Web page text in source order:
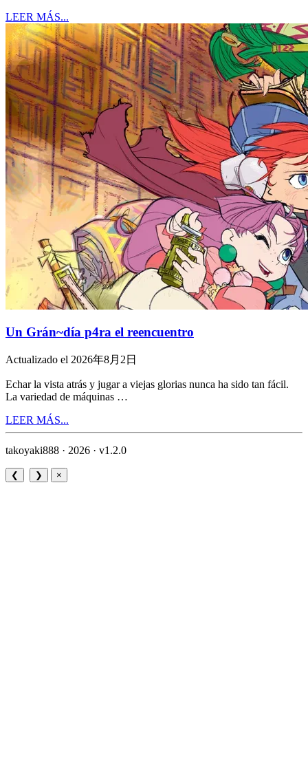
LEER MÁS...
Un Grán~día p4ra el reencuentro
Actualizado el 2026年8月2日
Echar la vista atrás y jugar a viejas glorias nunca ha sido tan fácil.
La variedad de máquinas …
LEER MÁS...
takoyaki888 · 2026 · v1.2.0
❮ ❯ ×